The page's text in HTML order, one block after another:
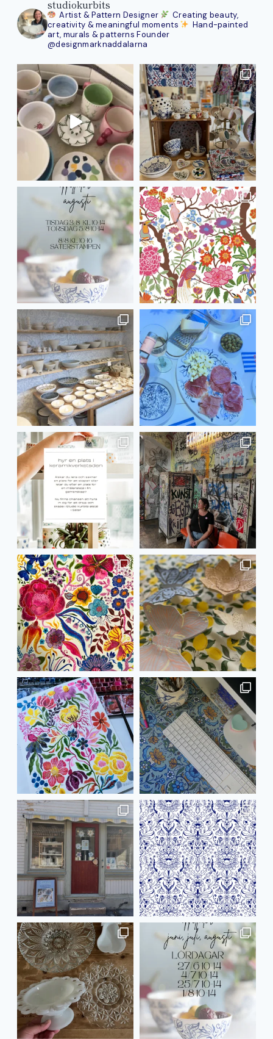
studiokurbits
Artist & Pattern Designer
Creating beauty,
creativity & meaningful moments
Hand-painted
art, murals & patterns Founder
@designmarknaddalarna